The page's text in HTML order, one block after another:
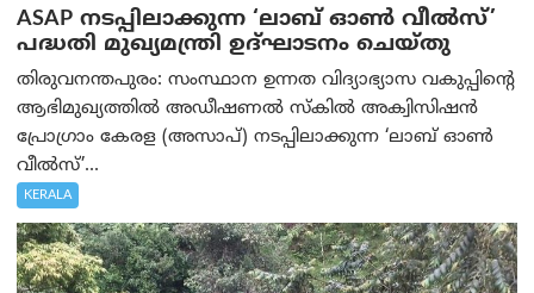
ASAP നടപ്പിലാക്കുന്ന ‘ലാബ് ഓൺ വീൽസ്’
പദ്ധതി മുഖ്യമന്ത്രി ഉദ്ഘാടനം ചെയ്തു
തിരുവനന്തപുരം: സംസ്ഥാന ഉന്നത വിദ്യാഭ്യാസ വകുപ്പിന്റെ
ആഭിമുഖ്യത്തിൽ അഡീഷണൽ സ്കിൽ അക്വിസിഷൻ
പ്രോഗ്രാം കേരള (അസാപ്) നടപ്പിലാക്കുന്ന ‘ലാബ് ഓൺ
വീൽസ്’...
KERALA